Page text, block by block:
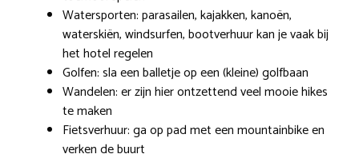
Watersporten: parasailen, kajakken, kanoën,
waterskiën, windsurfen, bootverhuur kan je vaak bij
het hotel regelen
Golfen: sla een balletje op een (kleine) golfbaan
Wandelen: er zijn hier ontzettend veel mooie hikes
te maken
Fietsverhuur: ga op pad met een mountainbike en
verken de buurt